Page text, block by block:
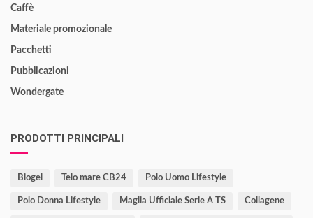
Caffè
Materiale promozionale
Pacchetti
Pubblicazioni
Wondergate
PRODOTTI PRINCIPALI
Biogel Telo mare CB24 Polo Uomo Lifestyle
Polo Donna Lifestyle Maglia Ufficiale Serie A TS Collagene